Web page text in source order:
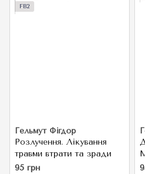
FB2
Гельмут Фігдор
Розлучення. Лікування
травми втрати та зради
95 грн